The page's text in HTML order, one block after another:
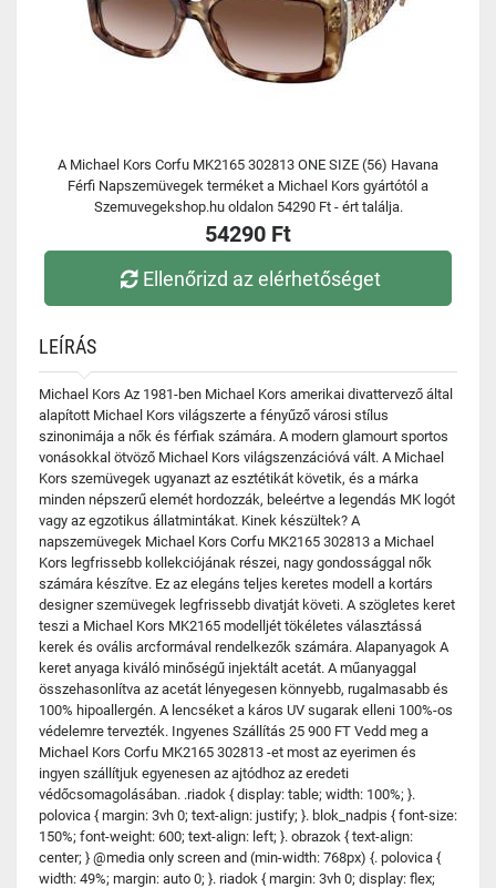
A Michael Kors Corfu MK2165 302813 ONE SIZE (56) Havana
Férfi Napszemüvegek terméket a Michael Kors gyártótól a
Szemuvegekshop.hu oldalon 54290 Ft - ért találja.
54290 Ft
Ellenőrizd az elérhetőséget
LEÍRÁS
Michael Kors Az 1981-ben Michael Kors amerikai divattervező által
alapított Michael Kors világszerte a fényűző városi stílus
szinonimája a nők és férfiak számára. A modern glamourt sportos
vonásokkal ötvöző Michael Kors világszenzációvá vált. A Michael
Kors szemüvegek ugyanazt az esztétikát követik, és a márka
minden népszerű elemét hordozzák, beleértve a legendás MK logót
vagy az egzotikus állatmintákat. Kinek készültek? A
napszemüvegek Michael Kors Corfu MK2165 302813 a Michael
Kors legfrissebb kollekciójának részei, nagy gondossággal nők
számára készítve. Ez az elegáns teljes keretes modell a kortárs
designer szemüvegek legfrissebb divatját követi. A szögletes keret
teszi a Michael Kors MK2165 modelljét tökéletes választássá
kerek és ovális arcformával rendelkezők számára. Alapanyagok A
keret anyaga kiváló minőségű injektált acetát. A műanyaggal
összehasonlítva az acetát lényegesen könnyebb, rugalmasabb és
100% hipoallergén. A lencséket a káros UV sugarak elleni 100%-os
védelemre tervezték. Ingyenes Szállítás 25 900 FT Vedd meg a
Michael Kors Corfu MK2165 302813 -et most az eyerimen és
ingyen szállítjuk egyenesen az ajtódhoz az eredeti
védőcsomagolásában. .riadok { display: table; width: 100%; }.
polovica { margin: 3vh 0; text-align: justify; }. blok_nadpis { font-size:
150%; font-weight: 600; text-align: left; }. obrazok { text-align:
center; } @media only screen and (min-width: 768px) {. polovica {
width: 49%; margin: auto 0; }. riadok { margin: 3vh 0; display: flex;